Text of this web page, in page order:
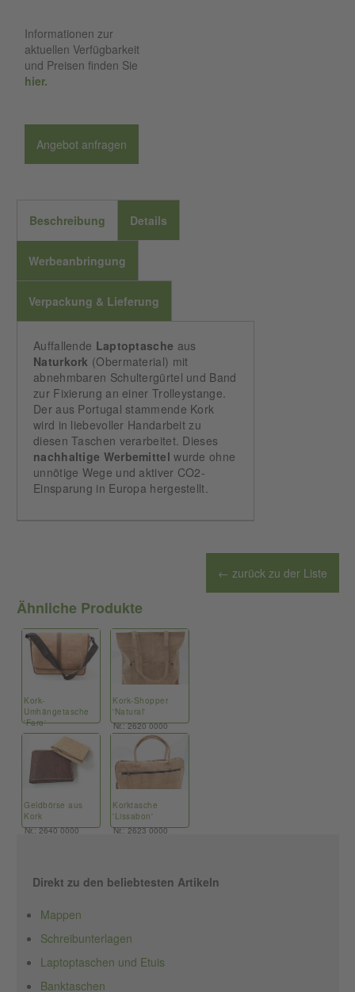
Informationen zur
aktuellen Verfügbarkeit
und Preisen finden Sie
hier.
Angebot anfragen
Beschreibung Details
Werbeanbringung
Verpackung & Lieferung
Auffallende Laptoptasche aus
Naturkork (Obermaterial) mit
abnehmbaren Schultergürtel und Band
zur Fixierung an einer Trolleystange.
Der aus Portugal stammende Kork
wird in liebevoller Handarbeit zu
diesen Taschen verarbeitet. Dieses
nachhaltige Werbemittel wurde ohne
unnötige Wege und aktiver CO2-
Einsparung in Europa hergestellt.
← zurück zu der Liste
Ähnliche Produkte
Kork-
Umhängetasche
'Faro'
Nr.: 2624 000
Kork-Shopper
'Natural'
Nr.: 2620 0000
Geldbörse aus
Kork
Nr.: 2640 0000
Korktasche
'Lissabon'
Nr.: 2623 0000
Direkt zu den beliebtesten Artikeln
Mappen
Schreibunterlagen
Laptoptaschen und Etuis
Banktaschen